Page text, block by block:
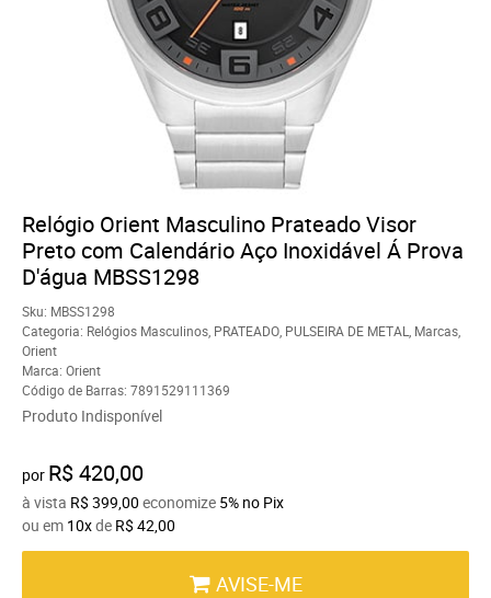
Relógio Orient Masculino Prateado Visor
Preto com Calendário Aço Inoxidável Á Prova
D'água MBSS1298
Sku: MBSS1298
Categoria: Relógios Masculinos PRATEADO PULSEIRA DE METAL Marcas
Orient
Marca: Orient
Código de Barras: 7891529111369
Produto Indisponível
por R$ 420,00
à vista R$ 399,00 economize 5% no Pix
ou em 10xde R$ 42,00
AVISE-ME